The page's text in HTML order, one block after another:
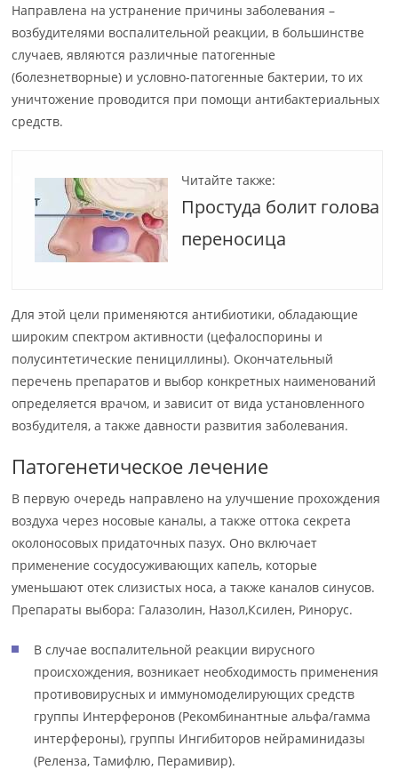
Направлена на устранение причины заболевания –
возбудителями воспалительной реакции, в большинстве
случаев, являются различные патогенные
(болезнетворные) и условно-патогенные бактерии, то их
уничтожение проводится при помощи антибактериальных
средств.
Читайте также:
Простуда болит голова
переносица
Для этой цели применяются антибиотики, обладающие
широким спектром активности (цефалоспорины и
полусинтетические пенициллины). Окончательный
перечень препаратов и выбор конкретных наименований
определяется врачом, и зависит от вида установленного
возбудителя, а также давности развития заболевания.
Патогенетическое лечение
В первую очередь направлено на улучшение прохождения
воздуха через носовые каналы, а также оттока секрета
околоносовых придаточных пазух. Оно включает
применение сосудосуживающих капель, которые
уменьшают отек слизистых носа, а также каналов синусов.
Препараты выбора: Галазолин, Назол,Ксилен, Ринорус.
В случае воспалительной реакции вирусного
происхождения, возникает необходимость применения
противовирусных и иммуномоделирующих средств
группы Интерферонов (Рекомбинантные альфа/гамма
интерфероны), группы Ингибиторов нейраминидазы
(Реленза, Тамифлю, Перамивир).